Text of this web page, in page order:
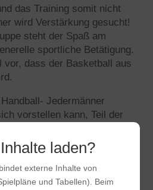
das Training somit nicht
wird Verstärkung gesucht!
steht der Spaß am
sportliche Betätigung.
vor, dass der Basketball aus
Jedermänner
vorstellen kann, Teil der
ist jederzeit herzlich
von 20:30 – 22:00 Uhr
laden?
externe Inhalte von
und Tabellen). Beim